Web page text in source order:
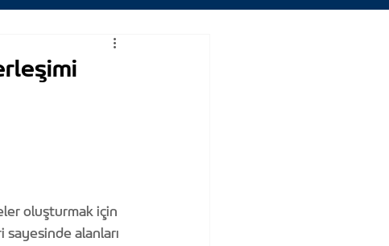
oluşturmak için
alanları